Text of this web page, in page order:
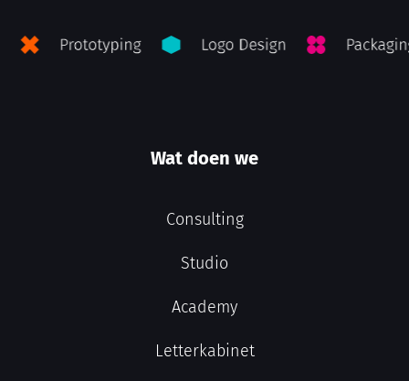
Wat doen we
Consulting
Studio
Academy
Letterkabinet